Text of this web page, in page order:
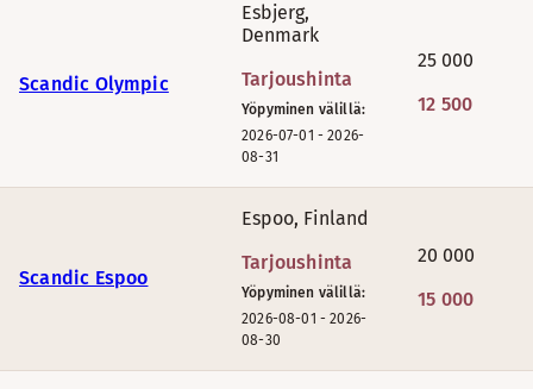
Scandic Olympic
Esbjerg,
Denmark
Tarjoushinta
Yöpyminen välillä:
2026-07-01 -2026-
08-31
25 000
12 500
Scandic Espoo
Espoo, Finland
Tarjoushinta
Yöpyminen välillä:
2026-08-01 -2026-
08-30
20 000
15 000